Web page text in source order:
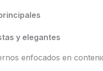
y elegantes
enfocados en